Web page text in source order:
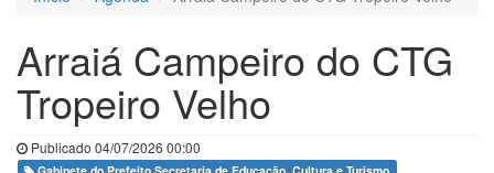
Arraiá Campeiro do CTG
Tropeiro Velho
Publicado 04/07/2026 00:00